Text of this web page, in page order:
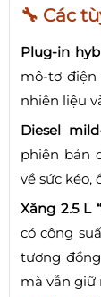
🔧 Các
Plug-in
mô-tơ điện
nhiên liệu
Diesel
phiên bản
về sức kéo,
Xăng 2.5 L
có công
tương
mà vẫn giữ